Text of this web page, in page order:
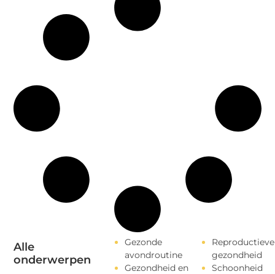
Alle
onderwerpen
Gezonde
avondroutine
Gezondheid en
Reproductieve
gezondheid
Schoonheid